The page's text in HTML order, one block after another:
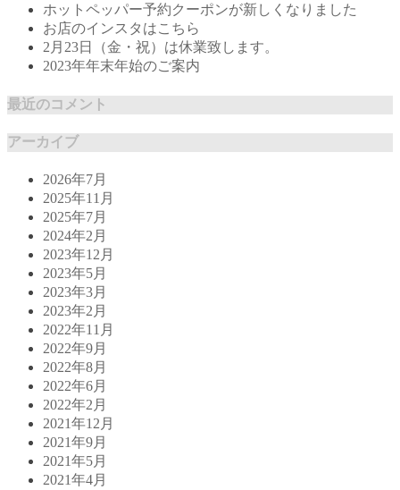
ホットペッパー予約クーポンが新しくなりました
お店のインスタはこちら
2月23日（金・祝）は休業致します。
2023年年末年始のご案内
最近のコメント
アーカイブ
2026年7月
2025年11月
2025年7月
2024年2月
2023年12月
2023年5月
2023年3月
2023年2月
2022年11月
2022年9月
2022年8月
2022年6月
2022年2月
2021年12月
2021年9月
2021年5月
2021年4月